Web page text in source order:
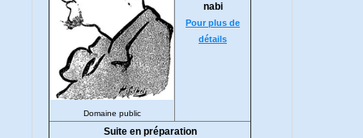
Domaine public
nabi
Pour plus de
détails
Suite en préparation